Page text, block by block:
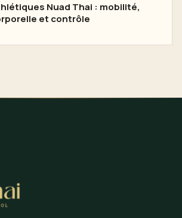
Nuad Thai : mobilité,
et contrôle